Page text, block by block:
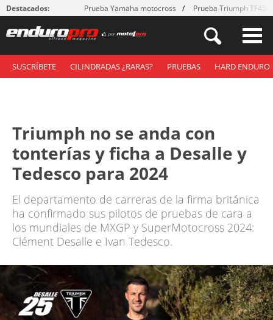
Destacados: Prueba Yamaha motocross Prueba Triumph
SUSCRÍBETE CILINDRADAS ¿RARAS? PRUEBAS HARD ENDURO
Triumph no se anda con
tonterías y ficha a Desalle y
Tedesco para 2024
El departamento de carreras de la firma británica
ha confirmado sus pilotos de pruebas de cara a
los mundiales de MXGP y SuperMotocross 2024:
Clément Desalle e Ivan Tedesco.